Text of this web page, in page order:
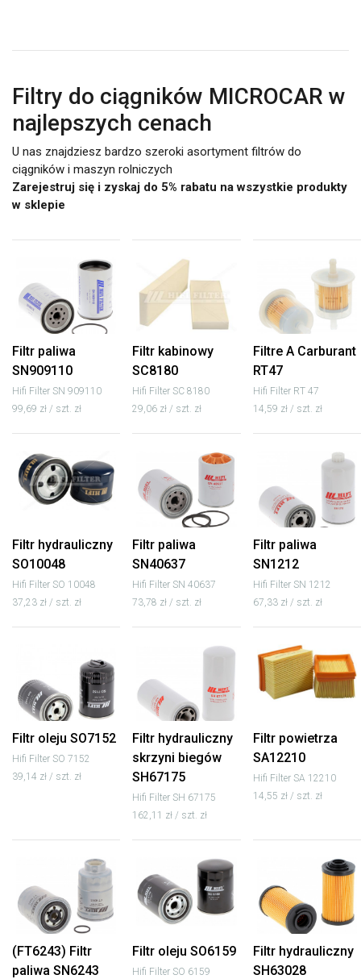
Filtry do ciągników MICROCAR w
najlepszych cenach
U nas znajdziesz bardzo szeroki asortyment filtrów do
ciągników i maszyn rolniczych
Zarejestruj się i zyskaj do 5% rabatu na wszystkie produkty
w sklepie
Filtr paliwa
SN909110
Hifi Filter SN 909110
99,69 zł / szt. zł
Filtr kabinowy
SC8180
Hifi Filter SC 8180
29,06 zł / szt. zł
Filtre A Carburant
RT47
Hifi Filter RT 47
14,59 zł / szt. zł
Filtr hydrauliczny
SO10048
Hifi Filter SO 10048
37,23 zł / szt. zł
Filtr paliwa
SN40637
Hifi Filter SN 40637
73,78 zł / szt. zł
Filtr paliwa
SN1212
Hifi Filter SN 1212
67,33 zł / szt. zł
Filtr oleju SO7152
Hifi Filter SO 7152
39,14 zł / szt. zł
Filtr hydrauliczny
skrzyni biegów
SH67175
Hifi Filter SH 67175
162,11 zł / szt. zł
Filtr powietrza
SA12210
Hifi Filter SA 12210
14,55 zł / szt. zł
(FT6243) Filtr
paliwa SN6243
Filtr oleju SO6159
Hifi Filter SO 6159
Filtr hydrauliczny
SH63028